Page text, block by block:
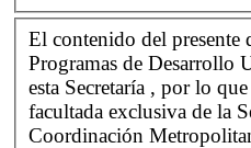
El contenido del presente
Programas de Desarrollo
esta Secretaría , por lo
facultada exclusiva de la
Coordinación